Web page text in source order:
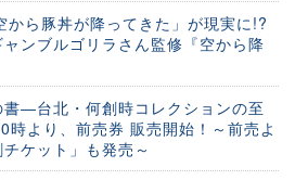
から豚丼が降ってきた」が現実に!?
ンブルゴリラさん監修『空から降
―台北・何創時コレクションの至
より、前売券 販売開始！～前売よ
ケット」も発売～